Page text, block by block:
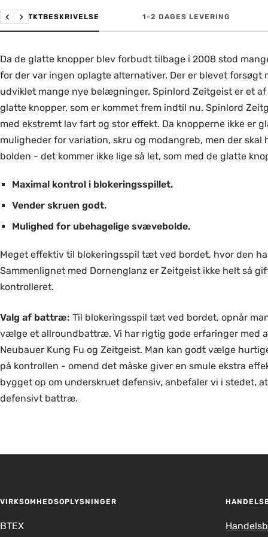
PRODUTKTBESKRIVELSE 1-2 DAGES LEVERING
ForrigeNæste
Da de glatte knopper blev forbudt tilbage i 2008 stod
for der var ingen oplagte alternativer. Der er blevet forsøgt
udviklet mange nye belægninger. Spinlord Zeitgeist er et
glatte knopper, som er kommet frem indtil nu. Spinlord
med ekstremt lav fart og stor effekt. Da knopperne ikke er
muligheder for variation, skru og modangreb, men der skal
bolden - det kommer ikke lige så let, som med de glatte
Maximal kontrol i blokeringsspillet.
Vender skruen godt.
Mulighed for ubehagelige svævebolde.
Meget effektiv til blokeringsspil tæt ved bordet, hvor den
Sammenlignet med Dornenglanz er Zeitgeist ikke helt så
kontrolleret.
Valg af battræ: Til blokeringsspil tæt ved bordet, opnår
vælge et allroundbattræ. Vi har rigtig gode erfaringer med
Neubauer Kung Fu og Zeitgeist. Man kan godt vælge
på kontrollen - omend det måske giver en smule ekstra
bygget op om underskruet defensiv, anbefaler vi i stedet,
defensivt battræ.
VIRKSOMHEDSOPLYSNINGER
BTEX